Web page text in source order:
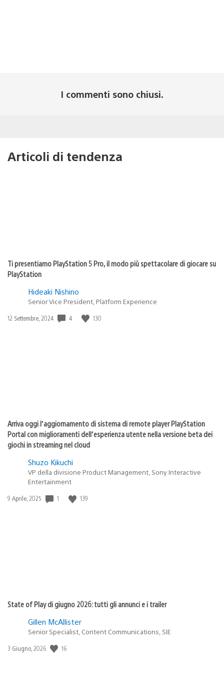
I commenti sono chiusi.
Articoli di tendenza
Ti presentiamo PlayStation 5 Pro, il modo più spettacolare di giocare su
PlayStation
Hideaki Nishino
Senior Vice President, Platform Experience
Data
12 Settembre, 2024 4 130
Arriva oggi l’aggiornamento di sistema di remote player PlayStation
Portal con miglioramenti dell’esperienza utente nella versione beta dei
giochi in streaming nel cloud
Shuzo Kikuchi
VP della divisione Product Management, Sony Interactive
Entertainment
Data
9 Aprile, 2025 1 139
State of Play di giugno 2026: tutti gli annunci e i trailer
Gillen McAllister
Senior Specialist, Content Communications, SIE
Data
3 Giugno, 2026 16